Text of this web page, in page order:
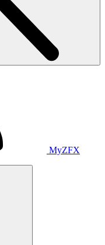
MyZFX